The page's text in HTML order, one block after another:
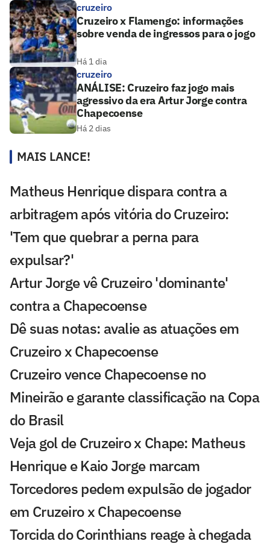
cruzeiro
Cruzeiro x Flamengo: informações
sobre venda de ingressos para o jogo
Há 1 dia
cruzeiro
ANÁLISE: Cruzeiro faz jogo mais
agressivo da era Artur Jorge contra
Chapecoense
Há 2 dias
MAIS LANCE!
Matheus Henrique dispara contra a
arbitragem após vitória do Cruzeiro:
'Tem que quebrar a perna para
expulsar?'
Artur Jorge vê Cruzeiro 'dominante'
contra a Chapecoense
Dê suas notas: avalie as atuações em
Cruzeiro x Chapecoense
Cruzeiro vence Chapecoense no
Mineirão e garante classificação na Copa
do Brasil
Veja gol de Cruzeiro x Chape: Matheus
Henrique e Kaio Jorge marcam
Torcedores pedem expulsão de jogador
em Cruzeiro x Chapecoense
Torcida do Corinthians reage à chegada